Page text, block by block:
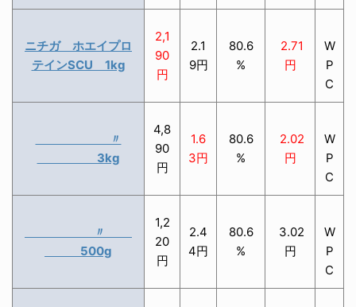
ニチガ ホエイプロ
テインSCU 1kg
2,1
90
円
2.1
9円
80.6
%
2.71
円
W
P
C
〃
3kg
4,8
90
円
1.6
3円
80.6
%
2.02
円
W
P
C
〃
500g
1,2
20
円
2.4
4円
80.6
%
3.02
円
W
P
C